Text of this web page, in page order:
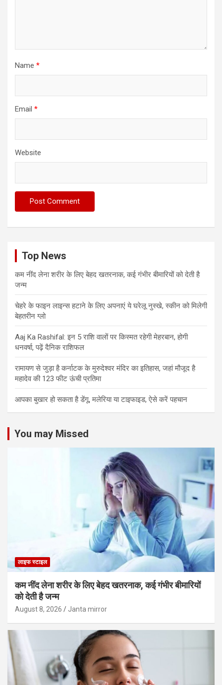
Name *
Email *
Website
Top News
कम नींद लेना शरीर के लिए बेहद खतरनाक, कई गंभीर बीमारियों को देती है
जन्म
चेहरे के फाइन लाइन्स हटाने के लिए अपनाएं ये घरेलू नुस्खे, स्कीन को मिलेगी
बेहतरीन ग्लो
Aaj Ka Rashifal: इन 5 राशि वालों पर किस्मत रहेगी मेहरबान, होगी
धनवर्षा, पढ़ें दैनिक राशिफल
रामायण से जुड़ा है कर्नाटक के मुरुदेश्वर मंदिर का इतिहास, जहां मौजूद है
महादेव की 123 फीट ऊंची प्रतिमा
आपका बुखार हो सकता है डेंगू, मलेरिया या टाइफाइड, ऐसे करें पहचान
You may Missed
लाइफ स्टाइल
कम नींद लेना शरीर के लिए बेहद खतरनाक, कई गंभीर बीमारियों
को देती है जन्म
August 8, 2026 Janta mirror